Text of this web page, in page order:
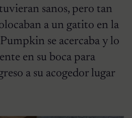
sanos, pero tan
a un gatito en la
se acercaba y lo
en su boca para
a su acogedor lugar